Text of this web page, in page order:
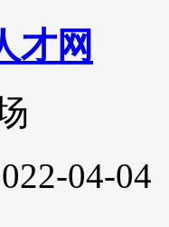
才网
04-04